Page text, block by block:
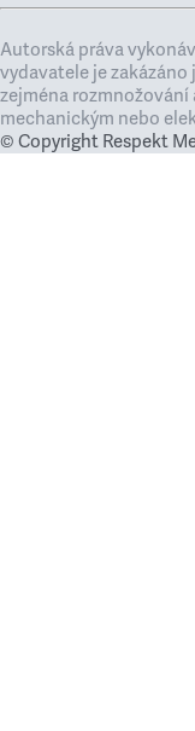
Autorská práva
vydavatele je
zejména rozmnožování
mechanickým nebo
© Copyright Respekt